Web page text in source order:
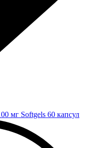
мг Softgels 60 капсул